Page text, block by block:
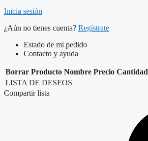
Inicia sesión
¿Aún no tienes cuenta? Regístrate
Estado de mi pedido
Contacto y ayuda
Borrar Producto Nombre Precio Cantidad
LISTA DE DESEOS
Compartir lista